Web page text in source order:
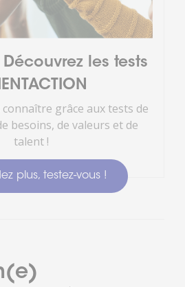
Découvrez les tests
grâce aux tests de
besoins, de valeurs et de
talent !
plus, testez-vous !